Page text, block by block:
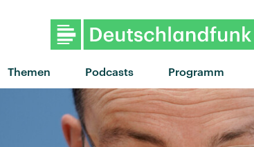
Themen Podcasts Programm
"Expensive